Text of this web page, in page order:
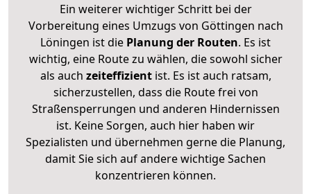
Ein weiterer wichtiger Schritt bei der
Vorbereitung eines Umzugs von Göttingen nach
Löningen ist die Planung der Routen. Es ist
wichtig, eine Route zu wählen, die sowohl sicher
als auch zeiteffizientist. Es ist auch ratsam,
sicherzustellen, dass die Route frei von
Straßensperrungen und anderen Hindernissen
ist. Keine Sorgen, auch hier haben wir
Spezialisten und übernehmen gerne die Planung,
damit Sie sich auf andere wichtige Sachen
konzentrieren können.